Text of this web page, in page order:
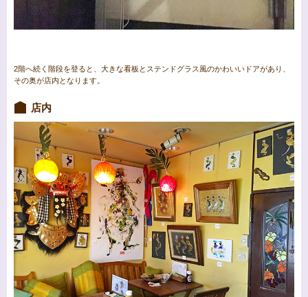
2階へ続く階段を登ると、大きな看板とステンドグラス風のかわいいドアがあり、
その奥が店内となります。
店内